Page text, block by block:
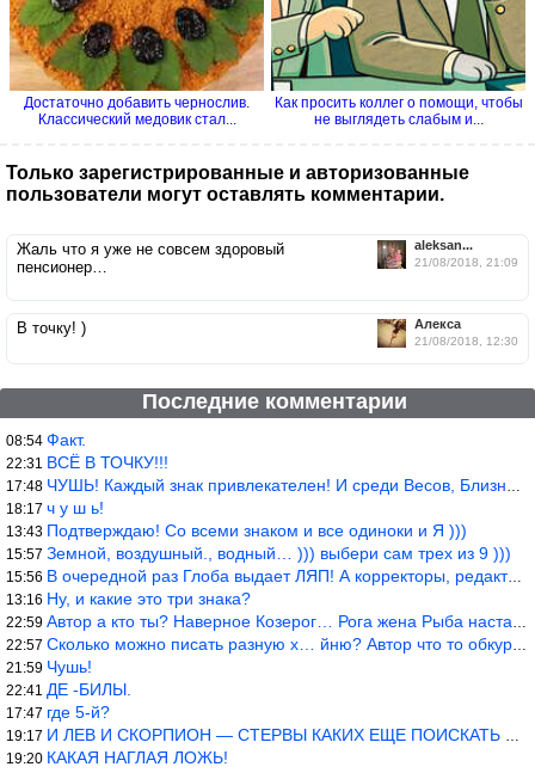
Достаточно добавить чернослив.
Классический медовик стал...
Как просить коллег о помощи, чтобы
не выглядеть слабым и...
Только зарегистрированные и авторизованные
пользователи могут оставлять комментарии.
aleksan...
21/08/2018, 21:09
Жаль что я уже не совсем здоровый
пенсионер…
Алекса
21/08/2018, 12:30
В точку! )
Последние комментарии
08:54 Факт.
22:31 ВСЁ В ТОЧКУ!!!
17:48 ЧУШЬ! Каждый знак привлекателен! И среди Весов, Близнецов встреч
18:17 ч у ш ь!
13:43 Подтверждаю! Со всеми знаком и все одиноки и Я )))
15:57 Земной, воздушный., водный… ))) выбери сам трех из 9 )))
15:56 В очередной раз Глоба выдает ЛЯП! А корректоры, редакторы пропус
13:16 Ну, и какие это три знака?
22:59 Автор а кто ты? Наверное Козерог… Рога жена Рыба наставила ))
22:57 Сколько можно писать разную х… йню? Автор что то обкурился?
21:59 Чушь!
22:41 ДЕ -БИЛЫ.
17:47 где 5-й?
19:17 И ЛЕВ И СКОРПИОН — СТЕРВЫ КАКИХ ЕЩЕ ПОИСКАТЬ НАДО
19:20 КАКАЯ НАГЛАЯ ЛОЖЬ!